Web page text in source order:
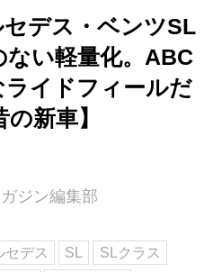
デス・ベンツSL
い軽量化。ABC
イドフィールだ
新車】
ジン編集部
セデス SL
SLクラス